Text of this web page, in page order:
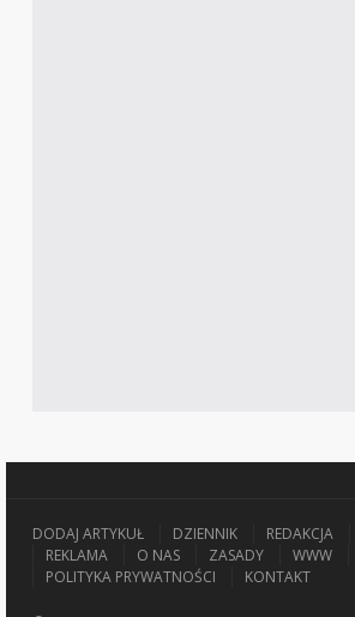
DODAJ ARTYKUŁ DZIENNIK REDAKCJA
REKLAMA
O NAS ZASADY WWW
POLITYKA PRYWATNOŚCI
KONTAKT